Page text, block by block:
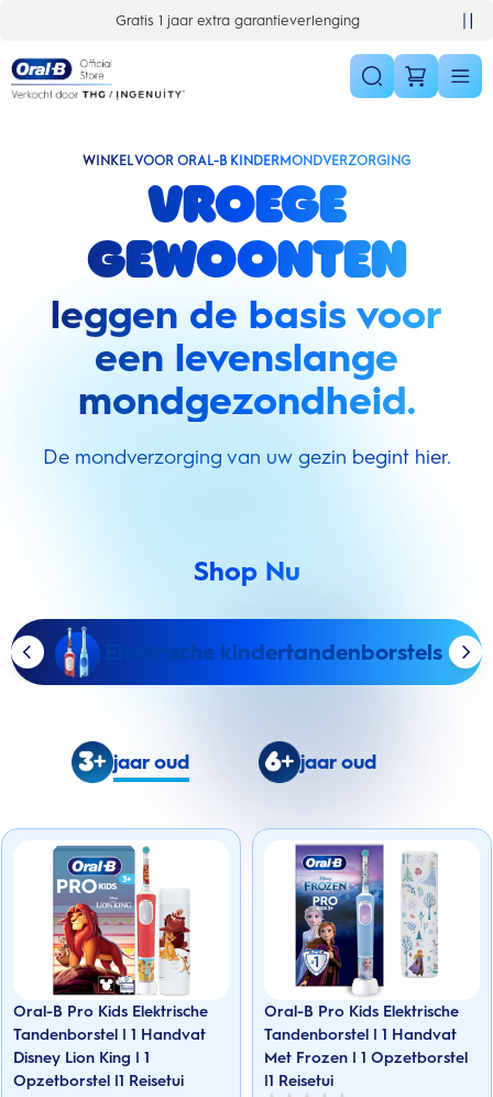
Gratis 1 jaar extra garantieverlenging
WINKEL VOOR ORAL-B KINDERMONDVERZORGING
Vroege
gewoonten
leggen de basis voor
een levenslange
mondgezondheid.
De mondverzorging van uw gezin begint hier.
Shop Nu
Elektrische kindertandenborstels
jaar oud jaar oud
Oral-B Pro Kids Elektrische
Tandenborstel | 1 Handvat
Disney Lion King | 1
Opzetborstel |1 Reisetui
Oral-B Pro Kids Elektrische
Tandenborstel | 1 Handvat
Met Frozen | 1 Opzetborstel
|1 Reisetui